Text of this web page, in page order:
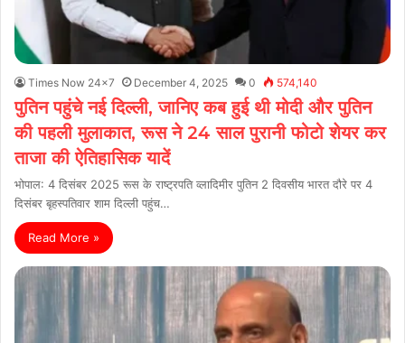
Times Now 24x7 December 4, 2025 0 574,140
पुतिन पहुंचे नई दिल्ली, जानिए कब हुई थी मोदी और पुतिन
की पहली मुलाकात, रूस ने 24 साल पुरानी फोटो शेयर कर
ताजा की ऐतिहासिक यादें
भोपाल: 4 दिसंबर 2025 रूस के राष्ट्रपति व्लादिमीर पुतिन 2 दिवसीय भारत दौरे पर 4
दिसंबर बृहस्पतिवार शाम दिल्ली पहुंच…
Read More »